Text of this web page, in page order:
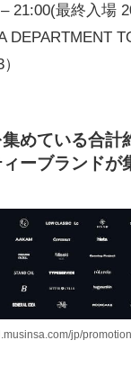
21:00(最終入場
DEPARTMENT
めている合計
ーブランドが
jp/